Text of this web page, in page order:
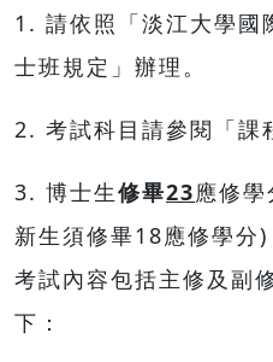
1. 請依照「淡江大學國
士班規定」辦理。
2. 考試科目請參閱「課
3. 博士生修畢23應修
新生須修畢18應修學分)
考試內容包括主修及副
下：